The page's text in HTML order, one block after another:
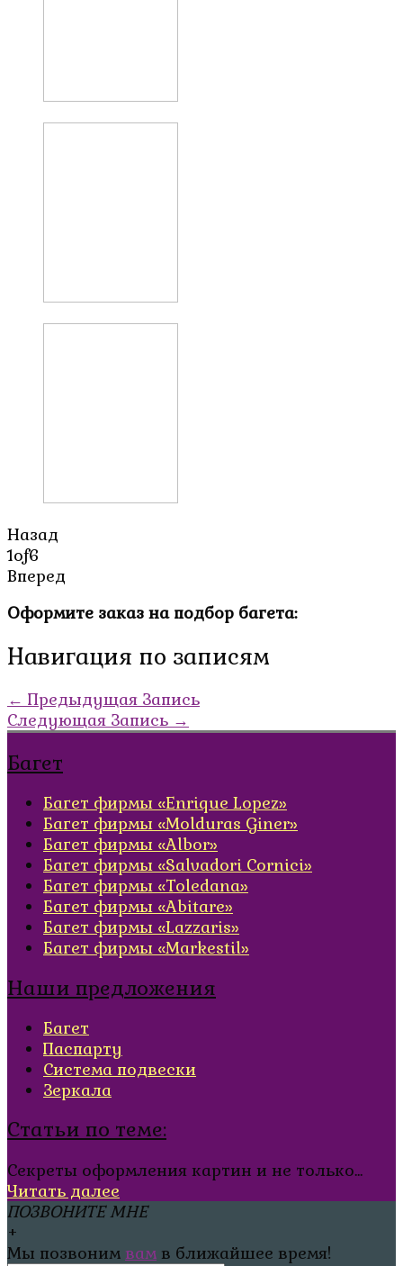
Назад
1of6
Вперед
Оформите заказ на подбор багета:
Навигация по записям
← Предыдущая Запись
Следующая Запись →
Багет
Багет фирмы «Enrique Lopez»
Багет фирмы «Molduras Giner»
Багет фирмы «Albor»
Багет фирмы «Salvadori Cornici»
Багет фирмы «Toledana»
Багет фирмы «Abitare»
Багет фирмы «Lazzaris»
Багет фирмы «Markestil»
Наши предложения
Багет
Паспарту
Система подвески
Зеркала
Статьи по теме:
Секреты оформления картин и не только...
Читать далее
ПОЗВОНИТЕ МНЕ
+
Мы позвоним вам в ближайшее время!